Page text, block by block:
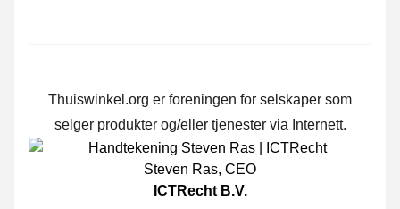
Thuiswinkel.org er foreningen for selskaper som
selger produkter og/eller tjenester via Internett.
Steven Ras, CEO
ICTRecht B.V.